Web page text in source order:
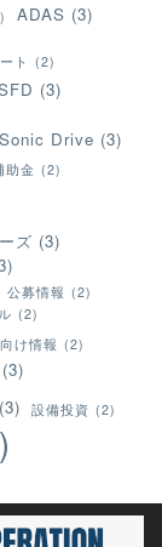
ADAS (3)
ト (2)
(3)
Sonic Drive (3)
助金 (2)
ズ (3)
公募情報 (2)
(2)
け情報 (2)
(3)
(3) 設備投資 (2)